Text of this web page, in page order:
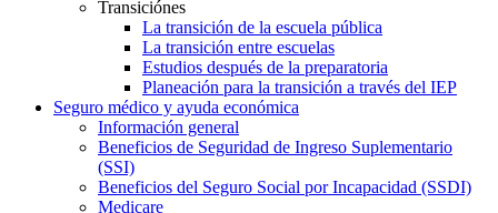
Transiciónes
La transición de la escuela pública
La transición entre escuelas
Estudios después de la preparatoria
Planeación para la transición a través del IEP
Seguro médico y ayuda económica
Información general
Beneficios de Seguridad de Ingreso Suplementario
(SSI)
Beneficios del Seguro Social por Incapacidad (SSDI)
Medicare